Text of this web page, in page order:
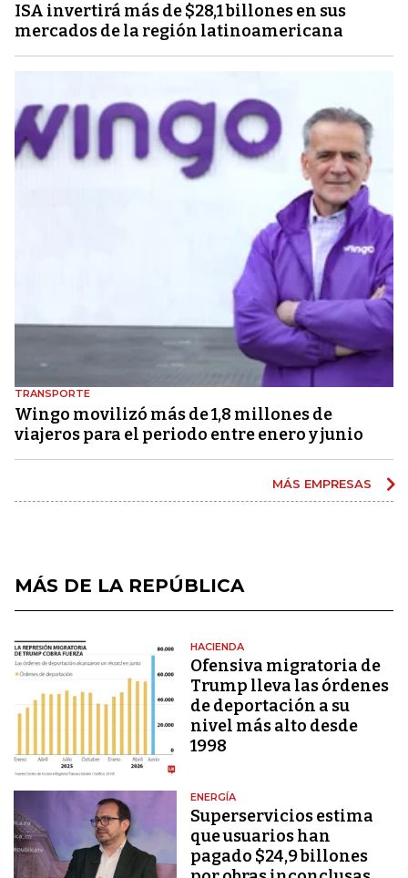
ISA invertirá más de $28,1 billones en sus
mercados de la región latinoamericana
TRANSPORTE
Wingo movilizó más de 1,8 millones de
viajeros para el periodo entre enero y junio
MÁS EMPRESAS
MÁS DE LA REPÚBLICA
HACIENDA
Ofensiva migratoria de
Trump lleva las órdenes
de deportación a su
nivel más alto desde
1998
ENERGÍA
Superservicios estima
que usuarios han
pagado $24,9 billones